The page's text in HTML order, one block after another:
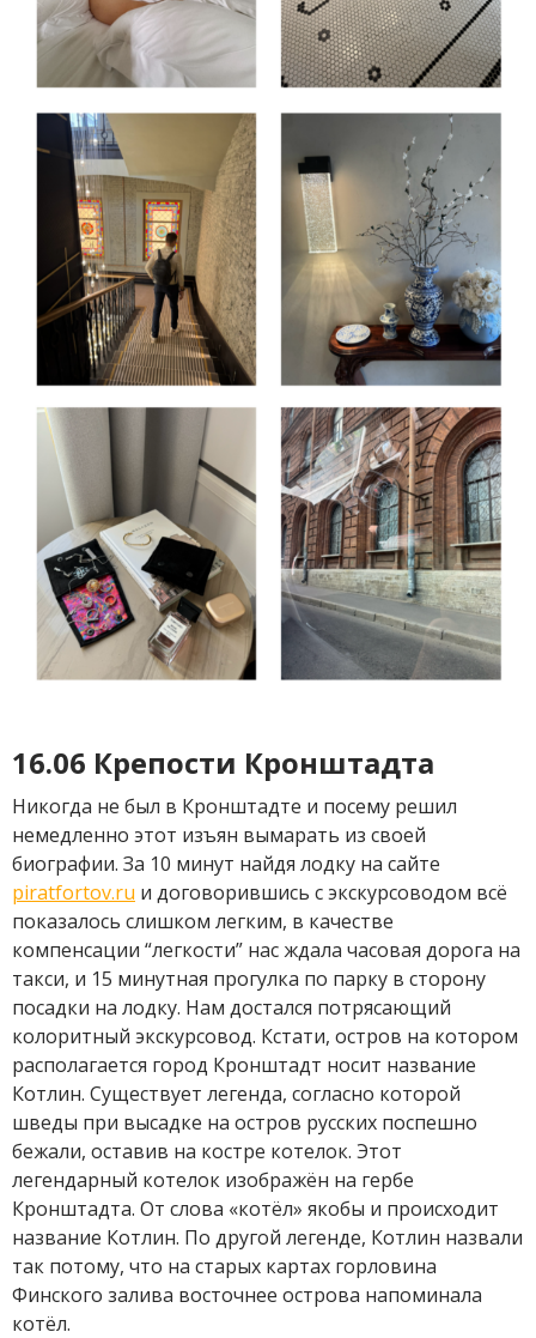
16.06 Крепости Кронштадта
Никогда не был в Кронштадте и посему решил
немедленно этот изъян вымарать из своей
биографии. За 10 минут найдя лодку на сайте
piratfortov.ru и договорившись с экскурсоводом всё
показалось слишком легким, в качестве
компенсации “легкости” нас ждала часовая дорога на
такси, и 15 минутная прогулка по парку в сторону
посадки на лодку. Нам достался потрясающий
колоритный экскурсовод. Кстати, остров на котором
располагается город Кронштадт носит название
Котлин. Существует легенда, согласно которой
шведы при высадке на остров русских поспешно
бежали, оставив на костре котелок. Этот
легендарный котелок изображён на гербе
Кронштадта. От слова «котёл» якобы и происходит
название Котлин. По другой легенде, Котлин назвали
так потому, что на старых картах горловина
Финского залива восточнее острова напоминала
котёл.